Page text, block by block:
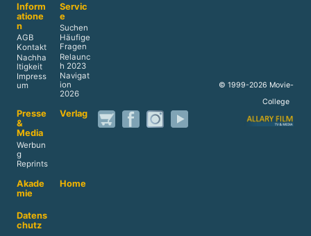
Inform
atione
n
AGB
Kontakt
Nachha
ltigkeit
Impress
um
Servic
e
Suchen
Häufige
Fragen
Relaunc
h 2023
Navigat
ion
2026
Presse
&
Media
Werbun
g
Reprints
Verlag
Akade
mie
Home
Datens
chutz
© 1999-2026 Movie-
College